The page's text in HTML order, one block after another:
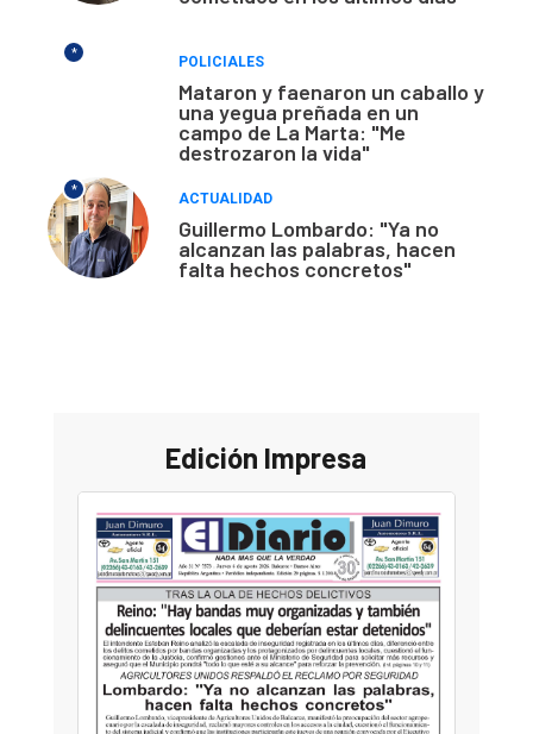
*
POLICIALES
Mataron y faenaron un caballo y
una yegua preñada en un
campo de La Marta: "Me
destrozaron la vida"
*
ACTUALIDAD
Guillermo Lombardo: "Ya no
alcanzan las palabras, hacen
falta hechos concretos"
Edición Impresa